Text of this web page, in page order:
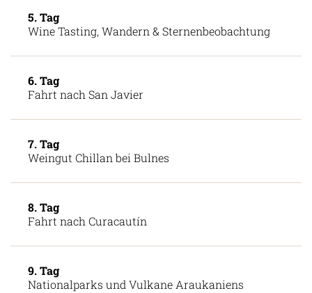
5. Tag
Wine Tasting, Wandern & Sternenbeobachtung
6. Tag
Fahrt nach San Javier
7. Tag
Weingut Chillan bei Bulnes
8. Tag
Fahrt nach Curacautín
9. Tag
Nationalparks und Vulkane Araukaniens